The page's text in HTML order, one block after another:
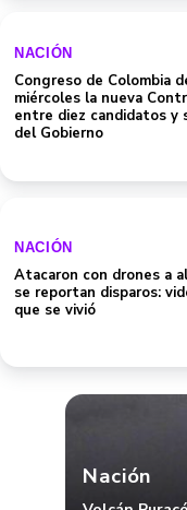
miércoles la nueva
entre diez candidatos y
del Gobierno
se reportan disparos:
que se vivió
tras nuevas
de gases en